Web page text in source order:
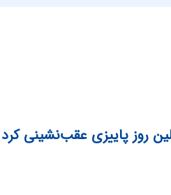
روز پاییزی عقب‌نشینی کرد